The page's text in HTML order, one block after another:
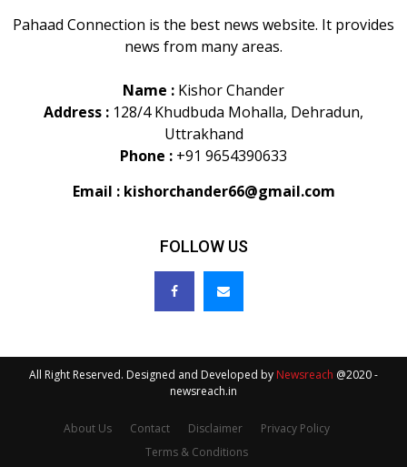
Pahaad Connection is the best news website. It provides
news from many areas.
Name : Kishor Chander
Address : 128/4 Khudbuda Mohalla, Dehradun,
Uttrakhand
Phone : +91 9654390633
Email : kishorchander66@gmail.com
FOLLOW US
All Right Reserved. Designed and Developed by Newsreach @2020 -
newsreach.in
About Us Contact Disclaimer
Privacy Policy
Terms & Conditions